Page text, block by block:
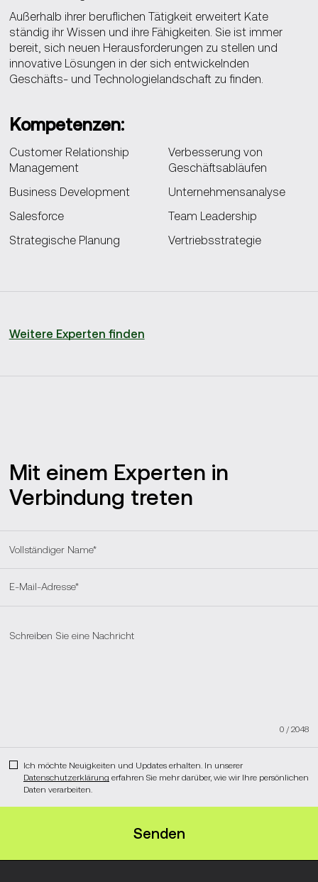
Außerhalb ihrer beruflichen Tätigkeit erweitert Kate
ständig ihr Wissen und ihre Fähigkeiten. Sie ist immer
bereit, sich neuen Herausforderungen zu stellen und
innovative Lösungen in der sich entwickelnden
Geschäfts- und Technologielandschaft zu finden.
Kompetenzen:
Customer Relationship
Management
Verbesserung von
Geschäftsabläufen
Business Development
Unternehmensanalyse
Salesforce
Team Leadership
Strategische Planung
Vertriebsstrategie
Weitere Experten finden
Mit einem Experten in
Verbindung treten
0 /2048
Ich möchte Neuigkeiten und Updates erhalten. In unserer
Datenschutzerklärung erfahren Sie mehr darüber, wie wir Ihre persönlichen
Daten verarbeiten.
Senden